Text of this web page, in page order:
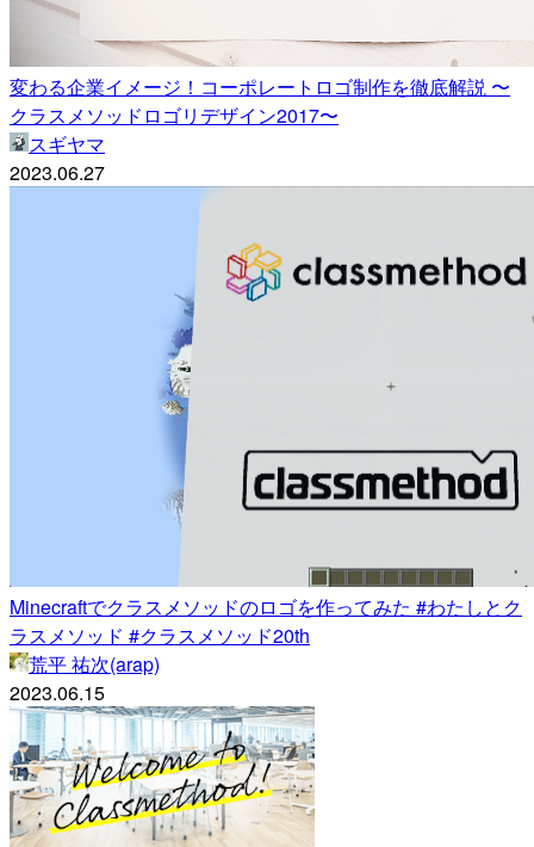
変わる企業イメージ！コーポレートロゴ制作を徹底解説 〜
クラスメソッドロゴリデザイン2017〜
スギヤマ
2023.06.27
Minecraftでクラスメソッドのロゴを作ってみた #わたしとク
ラスメソッド #クラスメソッド20th
荒平 祐次(arap)
2023.06.15